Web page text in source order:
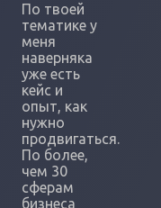
По твоей
тематике у
меня
наверняка
уже есть
кейс и
опыт, как
нужно
продвигаться.
По более,
чем 30
сферам
бизнеса